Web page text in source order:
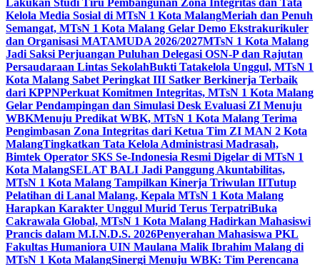
Lakukan Studi Tiru Pembangunan Zona Integritas dan Tata
Kelola Media Sosial di MTsN 1 Kota MalangMeriah dan Penuh
Semangat, MTsN 1 Kota Malang Gelar Demo Ekstrakurikuler
dan Organisasi MATAMUDA 2026/2027MTsN 1 Kota Malang
Jadi Saksi Perjuangan Puluhan Delegasi OSN-P dan Rajutan
Persaudaraan Lintas SekolahBukti Tatakelola Unggul, MTsN 1
Kota Malang Sabet Peringkat III Satker Berkinerja Terbaik
dari KPPNPerkuat Komitmen Integritas, MTsN 1 Kota Malang
Gelar Pendampingan dan Simulasi Desk Evaluasi ZI Menuju
WBKMenuju Predikat WBK, MTsN 1 Kota Malang Terima
Pengimbasan Zona Integritas dari Ketua Tim ZI MAN 2 Kota
MalangTingkatkan Tata Kelola Administrasi Madrasah,
Bimtek Operator SKS Se-Indonesia Resmi Digelar di MTsN 1
Kota MalangSELAT BALI Jadi Panggung Akuntabilitas,
MTsN 1 Kota Malang Tampilkan Kinerja Triwulan IITutup
Pelatihan di Lanal Malang, Kepala MTsN 1 Kota Malang
Harapkan Karakter Unggul Murid Terus TerpatriBuka
Cakrawala Global, MTsN 1 Kota Malang Hadirkan Mahasiswi
Prancis dalam M.I.N.D.S. 2026Penyerahan Mahasiswa PKL
Fakultas Humaniora UIN Maulana Malik Ibrahim Malang di
MTsN 1 Kota MalangSinergi Menuju WBK: Tim Perencana